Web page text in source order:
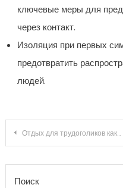
ключевые меры для
через контакт.
Изоляция при первых
предотвратить
людей.
Навигация
Отдых для трудоголиков как правильно расслабиться
Поиск